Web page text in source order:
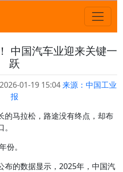
中国汽车业迎来关键一
跃
01-19 15:04来源：中国工业
报
的马拉松，路途没有终点，却布
份。
布的数据显示，2025年，中国汽